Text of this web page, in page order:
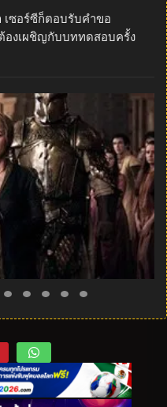
เซอร์ซีก็ตอบรับคำขอ
องเผชิญกับบททดสอบครั้ง